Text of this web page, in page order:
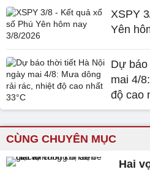
XSPY
Yên
Dự
mai 4/
độ cao
CÙNG CHUYÊN MỤC
Hai